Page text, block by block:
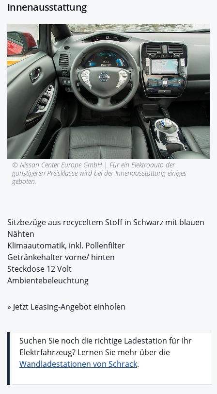
Innenausstattung
© Nissan Center Europe GmbH | Für ein Elektroauto der
günstigeren Preisklasse wird bei der Innenausstattung einiges
geboten.
Sitzbezüge aus recyceltem Stoff in Schwarz mit blauen
Nähten
Klimaautomatik, inkl. Pollenfilter
Getränkehalter vorne/ hinten
Steckdose 12 Volt
Ambientebeleuchtung
» Jetzt Leasing-Angebot einholen
Suchen Sie noch die richtige Ladestation für Ihr
Elektrfahrzeug? Lernen Sie mehr über die
Wandladestationen von Schrack.